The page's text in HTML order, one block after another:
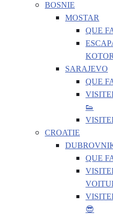
BOSNIE
MOSTAR
QUE
SARAJEVO
QUE
👟
CROATIE
QUE
😎